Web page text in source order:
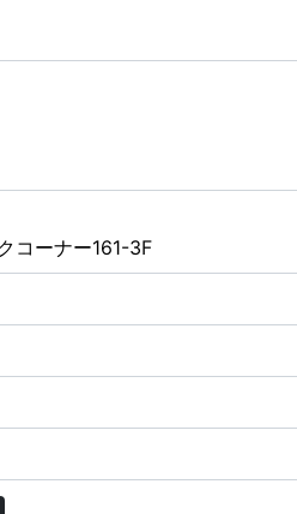
コーナー161-3F